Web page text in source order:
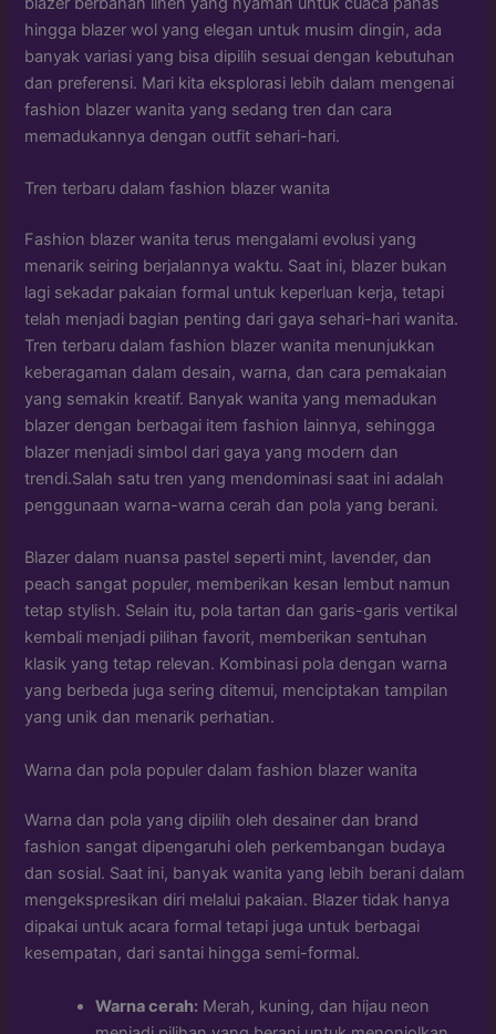
hingga blazer wol yang elegan untuk musim dingin, ada
banyak variasi yang bisa dipilih sesuai dengan kebutuhan
dan preferensi. Mari kita eksplorasi lebih dalam mengenai
fashion blazer wanita yang sedang tren dan cara
memadukannya dengan outfit sehari-hari.
Tren terbaru dalam fashion blazer wanita
Fashion blazer wanita terus mengalami evolusi yang
menarik seiring berjalannya waktu. Saat ini, blazer bukan
lagi sekadar pakaian formal untuk keperluan kerja, tetapi
telah menjadi bagian penting dari gaya sehari-hari wanita.
Tren terbaru dalam fashion blazer wanita menunjukkan
keberagaman dalam desain, warna, dan cara pemakaian
yang semakin kreatif. Banyak wanita yang memadukan
blazer dengan berbagai item fashion lainnya, sehingga
blazer menjadi simbol dari gaya yang modern dan
trendi.Salah satu tren yang mendominasi saat ini adalah
penggunaan warna-warna cerah dan pola yang berani.
Blazer dalam nuansa pastel seperti mint, lavender, dan
peach sangat populer, memberikan kesan lembut namun
tetap stylish. Selain itu, pola tartan dan garis-garis vertikal
kembali menjadi pilihan favorit, memberikan sentuhan
klasik yang tetap relevan. Kombinasi pola dengan warna
yang berbeda juga sering ditemui, menciptakan tampilan
yang unik dan menarik perhatian.
Warna dan pola populer dalam fashion blazer wanita
Warna dan pola yang dipilih oleh desainer dan brand
fashion sangat dipengaruhi oleh perkembangan budaya
dan sosial. Saat ini, banyak wanita yang lebih berani dalam
mengekspresikan diri melalui pakaian. Blazer tidak hanya
dipakai untuk acara formal tetapi juga untuk berbagai
kesempatan, dari santai hingga semi-formal.
Warna cerah: Merah, kuning, dan hijau neon